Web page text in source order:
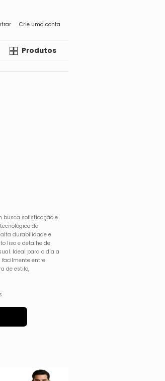
Crie uma conta
LiquidaProdutos
busca sofisticação e
de
durabilidade e
liso e detalhe de
Ideal para o dia a
facilmente entre
de estilo,